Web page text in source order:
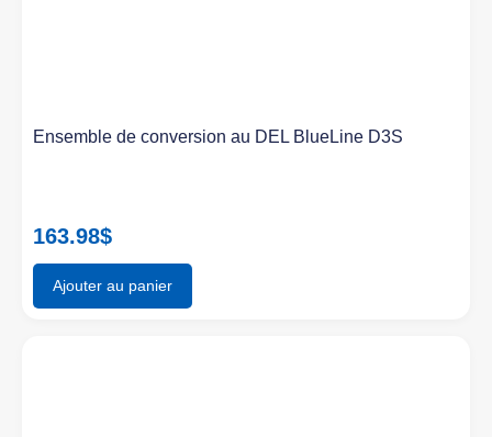
Ensemble de conversion au DEL BlueLine D3S
163.98$
Ajouter au panier